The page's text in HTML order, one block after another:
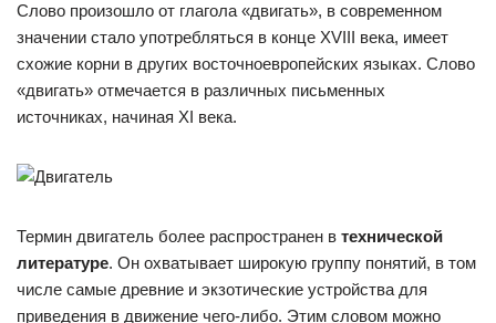
Слово произошло от глагола «двигать», в современном
значении стало употребляться в конце ХVIII века, имеет
схожие корни в других восточноевропейских языках. Слово
«двигать» отмечается в различных письменных
источниках, начиная XI века.
Термин двигатель более распространен в технической
литературе. Он охватывает широкую группу понятий, в том
числе самые древние и экзотические устройства для
приведения в движение чего-либо. Этим словом можно